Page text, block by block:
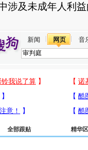
涉及未成年人利
新闻 网页 音
全部跟贴 精华区